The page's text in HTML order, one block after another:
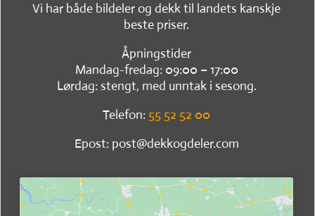
Vi har både bildeler og dekk til landets kanskje
beste priser.
Åpningstider
Mandag-fredag: 09:00 – 17:00
Lørdag: stengt, med unntak i sesong.
Telefon: 55 52 52 00
Epost: post@dekkogdeler.com